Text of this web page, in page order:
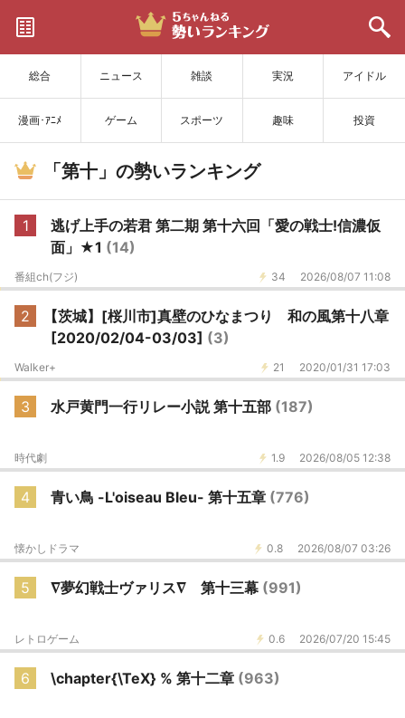
総合 ニュース 雑談 実況 アイドル
漫画･ｱﾆﾒ ゲーム スポーツ 趣味 投資
サイトを更新
「第十」の勢いランキング
1
逃げ上手の若君 第二期 第十六回「愛の戦士!信濃仮
面」★1 (14)
34 2026/08/07 11:08
番組ch(フジ)
2
【茨城】[桜川市]真壁のひなまつり 和の風第十八章
[2020/02/04-03/03] (3)
21 2020/01/31 17:03
Walker+
3 水戸黄門一行リレー小説 第十五部 (187)
1.9 2026/08/05 12:38
時代劇
4 青い鳥 -L'oiseau Bleu- 第十五章 (776)
0.8 2026/08/07 03:26
懐かしドラマ
5 ∇夢幻戦士ヴァリス∇ 第十三幕 (991)
0.6 2026/07/20 15:45
レトロゲーム
6 \chapter{\TeX} % 第十二章 (963)